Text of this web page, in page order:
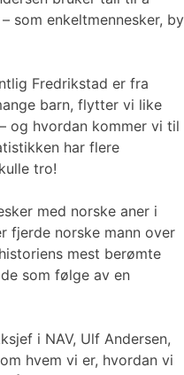
som enkeltmennesker, by
Fredrikstad er fra
barn, flytter vi like
og hvordan kommer vi til
har flere
tro!
med norske aner i
fjerde norske mann over
mest berømte
som følge av en
i NAV, Ulf Andersen,
hvem vi er, hvordan vi